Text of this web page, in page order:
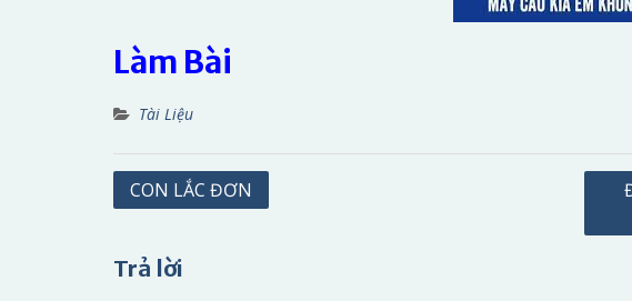
Làm Bài
Tài Liệu
Điều
bài
viết
CON LẮC ĐƠN
Trả lời